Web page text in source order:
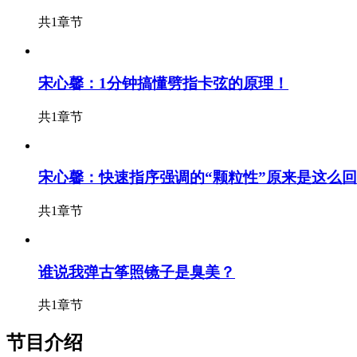
共1章节
宋心馨：1分钟搞懂劈指卡弦的原理！
共1章节
宋心馨：快速指序强调的“颗粒性”原来是这么
共1章节
谁说我弹古筝照镜子是臭美？
共1章节
节目介绍